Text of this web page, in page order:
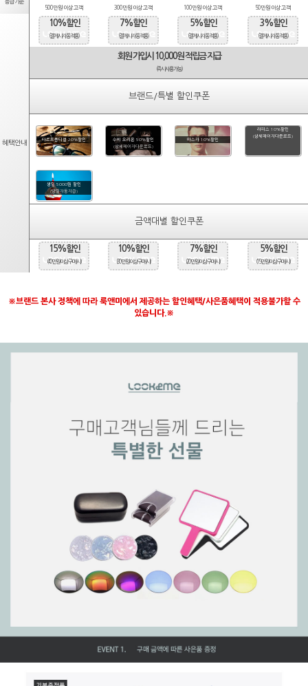
등급기준
500만원 이상 고객
300만원 이상 고객 100만원 이상 고객 50만원 이상 고객
혜택안내
10%할인
(결제시 자동적용)
7%할인
(결제시 자동적용)
5%할인
(결제시 자동적용)
3%할인
(결제시 자동적용)
회원 가입시 10,000원 적립금 지급
(즉시사용가능)
브랜드/특별 할인쿠폰
타르트옵티컬 20%할인
수비 오리온 50%할인
(상세페이지다운로드)
마스카 10%할인
라피스 10%할인
(상세페이지다운로드)
생일 5000원 할인
(당일자동지급)
금액대별 할인쿠폰
15%할인
(40만원 이상 구매시)
10%할인
(30만원 이상 구매시)
7%할인
(20만원 이상 구매시)
5%할인
(15만원 이상 구매시)
※브랜드 본사 정책에 따라 룩앤미에서 제공하는 할인혜택/사은품혜택이 적용불가할 수
있습니다.※